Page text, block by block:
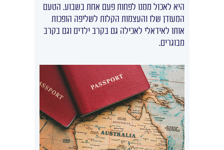
היא לאכול ממנו לפחות פעם אחת בשבוע. הטעם
המעודן שלו והעצמות הקלות לשליפה הופכות
אותו לאידאלי לאכילה גם בקרב ילדים וגם בקרב
מבוגרים.